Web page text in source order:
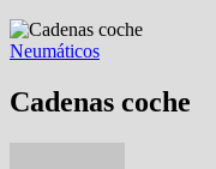
Neumáticos
Cadenas coche